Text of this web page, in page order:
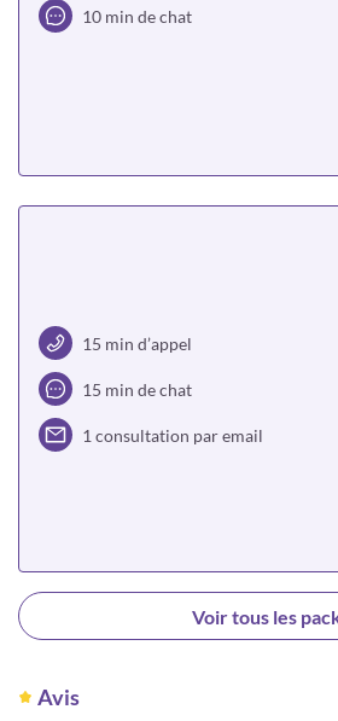
10 min de chat
15 min d’appel
15 min de chat
1 consultation par email
Voir tous les
Avis